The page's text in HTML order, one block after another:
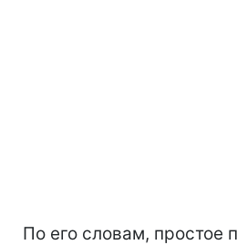
По его словам, простое